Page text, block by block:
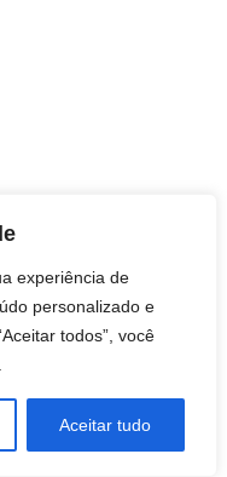
experiência de
personalizado e
todos”, você
Aceitar tudo
espirituais
- São José